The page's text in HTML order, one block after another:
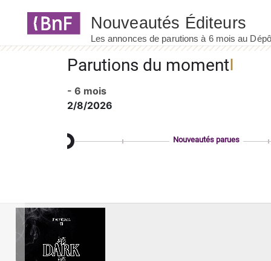
Parutions du moment
- 6 mois
2/8/2026
Nouveautés parues